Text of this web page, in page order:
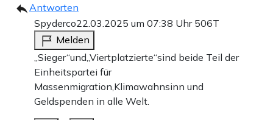
Antworten
Spyderco22.03.2025 um 07:38 Uhr 506T
Melden
,,Sieger“und,,Viertplatzierte“sind beide Teil der
Einheitspartei für
Massenmigration,Klimawahnsinn und
Geldspenden in alle Welt.